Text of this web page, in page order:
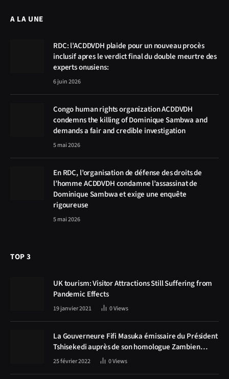
A LA UNE
RDC: l’ACDDVDH plaide pour un nouveau procès
inclusif apres le verdict final du double meurtre des
experts onusiens:
6 juin 2026
Congo human rights organization ACDDVDH
condemns the killing of Dominique Sambwa and
demands a fair and credible investigation
5 mai 2026
En RDC, l’organisation de défense des droits de
l’homme ACDDVDH condamne l’assassinat de
Dominique Sambwa et exige une enquête
rigoureuse
5 mai 2026
TOP 3
UK tourism: Visitor Attractions Still Suffering from
Pandemic Effects
19 janvier 2021 0Views
La Gouverneure Fifi Masuka émissaire du Président
Tshisekedi auprès de son homologue Zambien
Hichilema, la construction de la route Kolwezi -
25 février 2022 0Views